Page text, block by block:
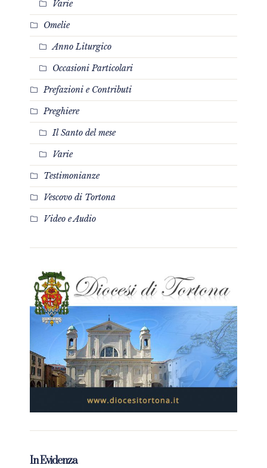
Varie
Omelie
Anno Liturgico
Occasioni Particolari
Prefazioni e Contributi
Preghiere
Il Santo del mese
Varie
Testimonianze
Vescovo di Tortona
Video e Audio
In Evidenza